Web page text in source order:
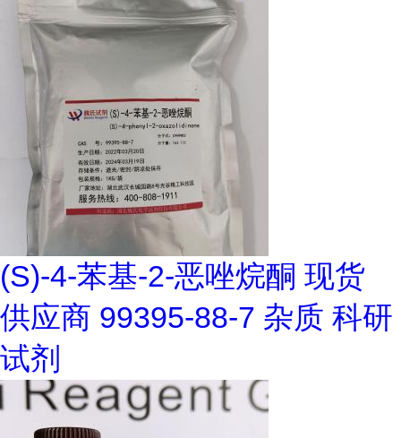
(S)-4-苯基-2-恶唑烷酮 现货
供应商 99395-88-7 杂质 科研
试剂